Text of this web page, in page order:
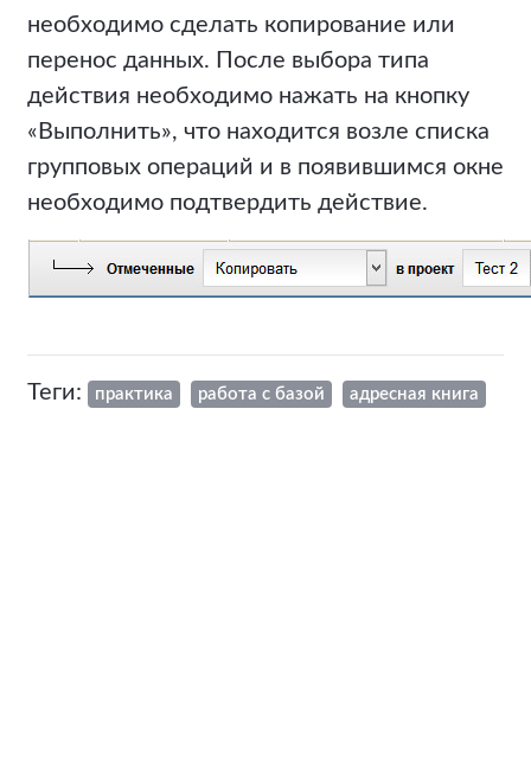
необходимо сделать копирование или
перенос данных. После выбора типа
действия необходимо нажать на кнопку
«Выполнить», что находится возле списка
групповых операций и в появившимся окне
необходимо подтвердить действие.
Теги: практика работа с базой адресная книга